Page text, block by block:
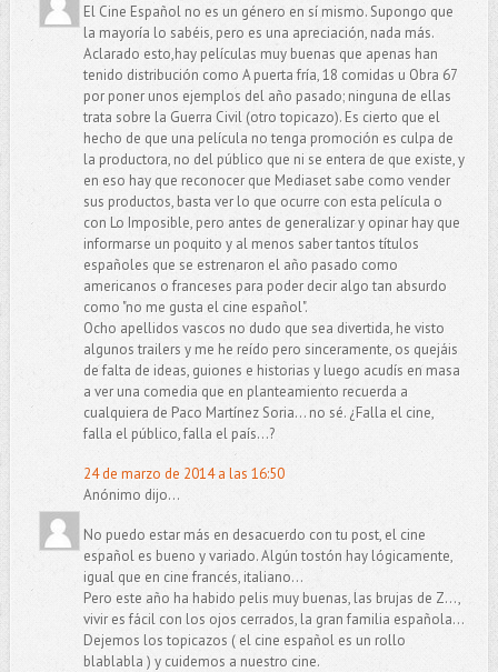
El Cine Español no es un género en sí mismo. Supongo que
la mayoría lo sabéis, pero es una apreciación, nada más.
Aclarado esto,hay películas muy buenas que apenas han
tenido distribución como A puerta fría, 18 comidas u Obra 67
por poner unos ejemplos del año pasado; ninguna de ellas
trata sobre la Guerra Civil (otro topicazo). Es cierto que el
hecho de que una película no tenga promoción es culpa de
la productora, no del público que ni se entera de que existe, y
en eso hay que reconocer que Mediaset sabe como vender
sus productos, basta ver lo que ocurre con esta película o
con Lo Imposible, pero antes de generalizar y opinar hay que
informarse un poquito y al menos saber tantos títulos
españoles que se estrenaron el año pasado como
americanos o franceses para poder decir algo tan absurdo
como "no me gusta el cine español".
Ocho apellidos vascos no dudo que sea divertida, he visto
algunos trailers y me he reído pero sinceramente, os quejáis
de falta de ideas, guiones e historias y luego acudís en masa
a ver una comedia que en planteamiento recuerda a
cualquiera de Paco Martínez Soria... no sé. ¿Falla el cine,
falla el público, falla el país...?
24 de marzo de 2014 a las 16:50
Anónimo dijo...
No puedo estar más en desacuerdo con tu post, el cine
español es bueno y variado. Algún tostón hay lógicamente,
igual que en cine francés, italiano...
Pero este año ha habido pelis muy buenas, las brujas de Z...,
vivir es fácil con los ojos cerrados, la gran familia española...
Dejemos los topicazos ( el cine español es un rollo
blablabla ) y cuidemos a nuestro cine.